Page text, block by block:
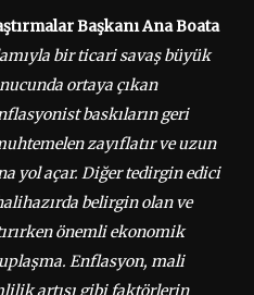
Başkanı Ana Boata
bir ticari savaş büyük
ortaya çıkan
baskıların geri
zayıflatır ve uzun
yol açar. Diğer tedirgin edici
belirgin olan ve
önemli ekonomik
Enflasyon, mali